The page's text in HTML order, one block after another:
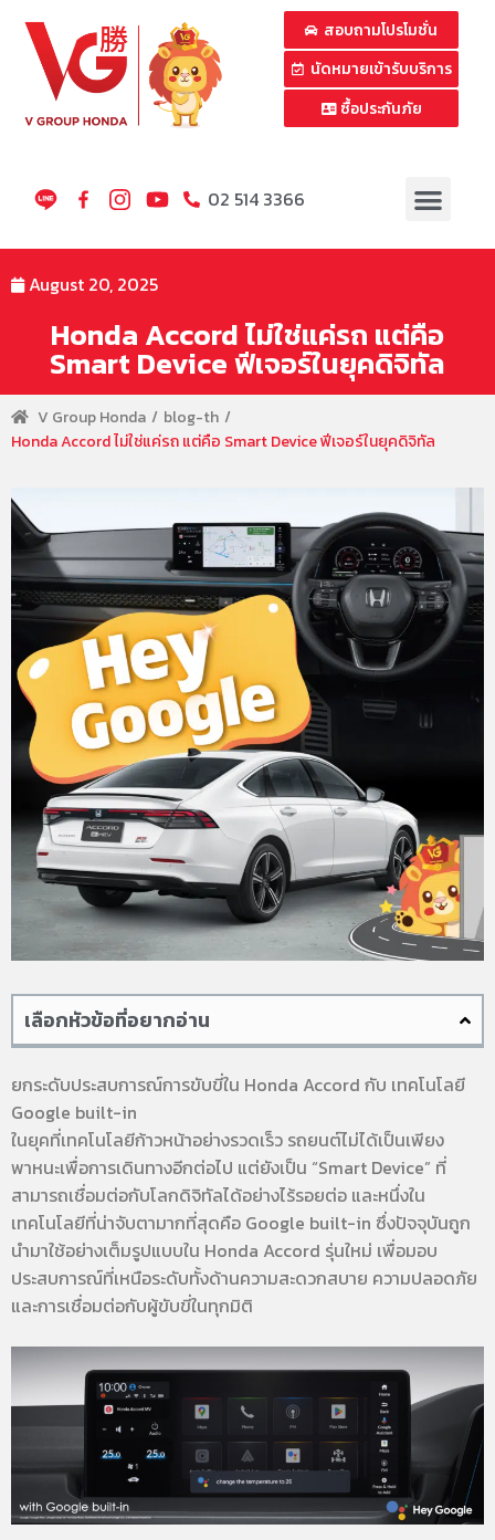
สอบถามโปรโมชั่น
นัดหมายเข้ารับบริการ
ซื้อประกันภัย
02 514 3366
August 20, 2025
Honda Accord ไม่ใช่แค่รถ แต่คือ
Smart Device ฟีเจอร์ในยุคดิจิทัล
V Group Honda
blog-th
Honda Accord ไม่ใช่แค่รถ แต่คือ Smart Device ฟีเจอร์ในยุคดิจิทัล
เลือกหัวข้อที่อยากอ่าน
ยกระดับประสบการณ์การขับขี่ใน Honda Accord กับ เทคโนโลยี
Google built-in
ในยุคที่เทคโนโลยีก้าวหน้าอย่างรวดเร็ว รถยนต์ไม่ได้เป็นเพียง
พาหนะเพื่อการเดินทางอีกต่อไป แต่ยังเป็น “Smart Device” ที่
สามารถเชื่อมต่อกับโลกดิจิทัลได้อย่างไร้รอยต่อ และหนึ่งใน
เทคโนโลยีที่น่าจับตามากที่สุดคือ Google built-in ซึ่งปัจจุบันถูก
นำมาใช้อย่างเต็มรูปแบบใน Honda Accord รุ่นใหม่ เพื่อมอบ
ประสบการณ์ที่เหนือระดับทั้งด้านความสะดวกสบาย ความปลอดภัย
และการเชื่อมต่อกับผู้ขับขี่ในทุกมิติ